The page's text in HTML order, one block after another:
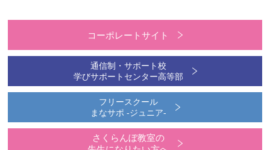
コーポレートサイト
通信制・サポート校
学びサポートセンター高等部
フリースクール
まなサポ -ジュニア-
さくらんぼ教室の